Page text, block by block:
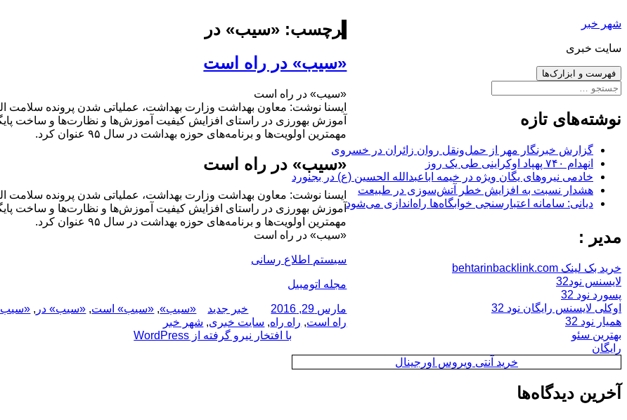
به
شهر خبر
سایت خبری
فهرست و ابزارک‌ها
جستجو
نوشته‌های تازه
گزارش خبرنگار مهر از حمل‌ونقل روان زائران در خسروی
انهدام ۷۴۰ پهپاد اوکراینی طی یک روز
خادمی نیروهای یگان ویژه در خیمه اباعبدالله الحسین (ع) در بجنورد
هشدار نسبت به افزایش خطر آتش‌سوزی در طبیعت
دیانی: سامانه اعتبارسنجی خوابگاه‌ها راه‌اندازی می‌شود
مدیر :
خرید بک لینک behtarinbacklink.com
لایسنس نود32
پسورد نود 32
اوکلی لایسنس رایگان نود 32
همیار نود 32
بهترین سئو
رایگان
خرید آنتی ویروس اورجینال
آخرین دیدگاه‌ها
برچسب: «سیب» در
«سیب» در راه است
«سیب» در راه است
ایسنا نوشت: معاون بهداشت وزارت بهداشت، عملیاتی شدن پرونده سلامت
آموزش بهورزی در راستای افزایش کیفیت آموزش‌ها و نظارت‌ها و ساخت
مهمترین اولویت‌ها و برنامه‌های حوزه بهداشت در سال ۹۵ عنوان کرد.
«سیب» در راه است
ایسنا نوشت: معاون بهداشت وزارت بهداشت، عملیاتی شدن پرونده سلامت
آموزش بهورزی در راستای افزایش کیفیت آموزش‌ها و نظارت‌ها و ساخت
مهمترین اولویت‌ها و برنامه‌های حوزه بهداشت در سال ۹۵ عنوان کرد.
«سیب» در راه است
سیستم اطلاع رسانی
مجله اتومبیل
ارسال
شده
مارس 29, 2016 نویسنده
دسته‌ها
خبر جدید برچسب‌ها
«سیب», «سیب» است, «سیب» در ,
راه است, راه راه, سایت خبری, شهر خبر
با افتخار نیرو گرفته از WordPress